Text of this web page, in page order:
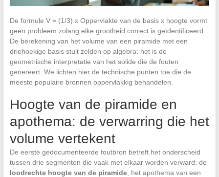
De formule V = (1/3) x Oppervlakte van de basis x hoogte vormt
geen probleem zolang elke grootheid correct is geïdentificeerd.
De berekening van het volume van een piramide met een
driehoekige basis stuit zelden op algebra: het is de
geometrische interpretatie van het solide die de fouten
genereert. We lichten hier de technische punten toe die de
meeste populaire bronnen oppervlakkig behandelen.
Hoogte van de piramide en
apothema: de verwarring die het
volume vertekent
De eerste gedocumenteerde foutbron betreft het onderscheid
tussen drie segmenten die vaak met elkaar worden verward: de
loodrechte hoogte van de piramide, het apothema van een